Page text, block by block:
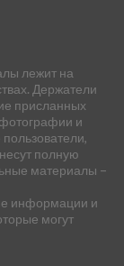
лежит на
Держатели
присланных
и
полную
материалы –
информации и
могут